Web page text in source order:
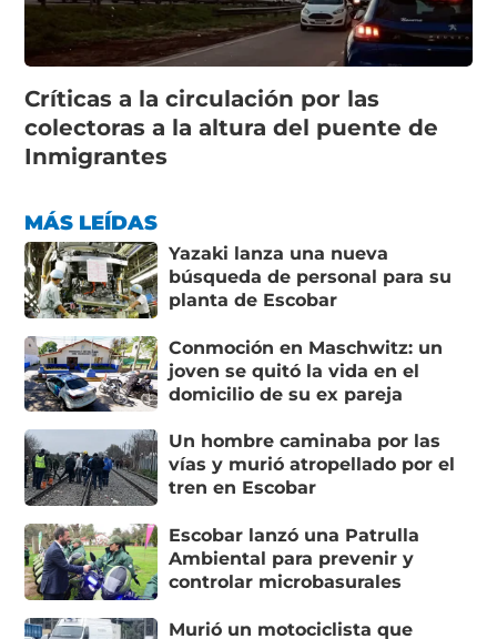
Críticas a la circulación por las
colectoras a la altura del puente de
Inmigrantes
MÁS LEÍDAS
Yazaki lanza una nueva
búsqueda de personal para su
planta de Escobar
Conmoción en Maschwitz: un
joven se quitó la vida en el
domicilio de su ex pareja
Un hombre caminaba por las
vías y murió atropellado por el
tren en Escobar
Escobar lanzó una Patrulla
Ambiental para prevenir y
controlar microbasurales
Murió un motociclista que